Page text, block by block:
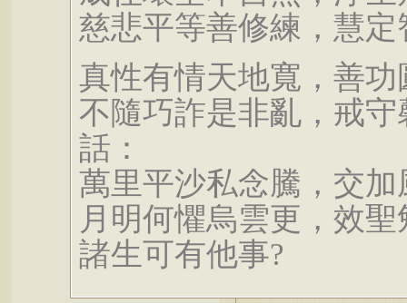
慈悲平等善修練，慧
真性有情天地寬，善
不隨巧詐是非亂，戒
話：
萬里平沙私念騰，交
月明何懼烏雲更，效
諸生可有他事?